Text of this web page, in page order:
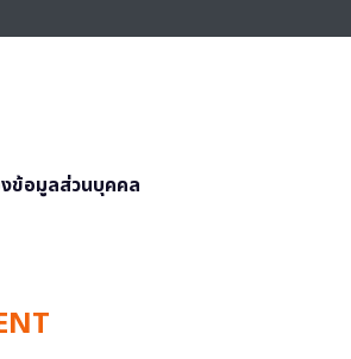
ข้อมูลส่วนบุคคล